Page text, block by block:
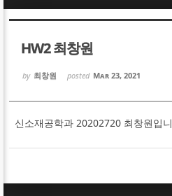
HW2 최창원
by 최창원 posted Mar 23, 2021
신소재공학과 20202720 최창원입
Sketchbook5, 스케
Sketchbook5, 스
Sketchbook5, 스케
Sketchbook5, 스